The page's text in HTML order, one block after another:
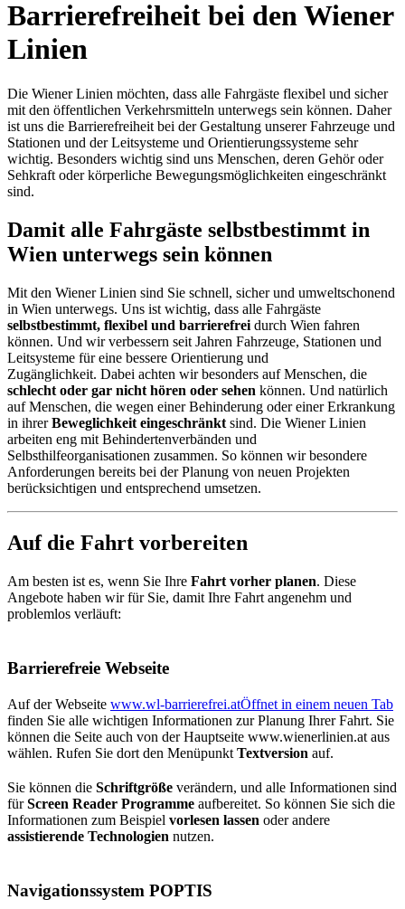
Barrierefreiheit bei den Wiener
Linien
Die Wiener Linien möchten, dass alle Fahrgäste flexibel und sicher
mit den öffentlichen Verkehrsmitteln unterwegs sein können. Daher
ist uns die Barrierefreiheit bei der Gestaltung unserer Fahrzeuge und
Stationen und der Leitsysteme und Orientierungssysteme sehr
wichtig. Besonders wichtig sind uns Menschen, deren Gehör oder
Sehkraft oder körperliche Bewegungsmöglichkeiten eingeschränkt
sind.
Damit alle Fahrgäste selbstbestimmt in
Wien unterwegs sein können
Mit den Wiener Linien sind Sie schnell, sicher und umweltschonend
in Wien unterwegs. Uns ist wichtig, dass alle Fahrgäste
selbstbestimmt, flexibel und barrierefrei durch Wien fahren
können. Und wir verbessern seit Jahren Fahrzeuge, Stationen und
Leitsysteme für eine bessere Orientierung und
Zugänglichkeit. Dabei achten wir besonders auf Menschen, die
schlecht oder gar nicht hören oder sehen können. Und natürlich
auf Menschen, die wegen einer Behinderung oder einer Erkrankung
in ihrerBeweglichkeit eingeschränkt sind. Die Wiener Linien
arbeiten eng mit Behindertenverbänden und
Selbsthilfeorganisationen zusammen. So können wir besondere
Anforderungen bereits bei der Planung von neuen Projekten
berücksichtigen und entsprechend umsetzen.
Auf die Fahrt vorbereiten
Am besten ist es, wenn Sie Ihre Fahrt vorher planen. Diese
Angebote haben wir für Sie, damit Ihre Fahrt angenehm und
problemlos verläuft:
Barrierefreie Webseite
Auf der Webseite www.wl-barrierefrei.atÖffnet in einem neuen Tab
finden Sie alle wichtigen Informationen zur Planung Ihrer Fahrt. Sie
können die Seite auch von der Hauptseite www.wienerlinien.at aus
wählen. Rufen Sie dort den Menüpunkt Textversion auf.
Sie können die Schriftgröße verändern, und alle Informationen sind
fürScreen Reader Programme aufbereitet. So können Sie sich die
Informationen zum Beispiel vorlesen lassen oder andere
assistierende Technologien nutzen.
Navigationssystem POPTIS